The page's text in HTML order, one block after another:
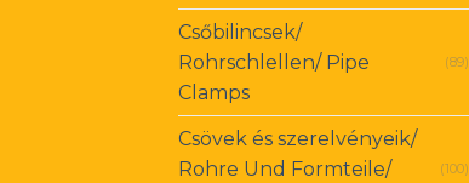
Csőbilincsek/
Rohrschlellen/ Pipe
Clamps
(89)
Csövek és szerelvényeik/
Rohre Und Formteile/
(100)